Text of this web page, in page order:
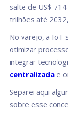
salte de US$
trilhões até
No varejo, a IoT
otimizar
integrar
centralizada e
Separei aqui
sobre esse